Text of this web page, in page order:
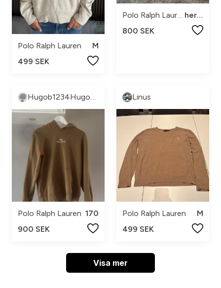
Polo Ralph Lauren
M
499 SEK
herr l
800 SEK
Hugob1234HugoB1234hugob1234 Brännberg
Polo Ralph Lauren 170
900 SEK
Linus
Polo Ralph Lauren
M
499 SEK
Visa mer